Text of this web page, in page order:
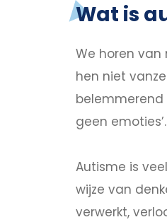
Wat is
We horen
hen niet
belemmerend
geen emoties’.
Autisme is
wijze van
verwerkt,